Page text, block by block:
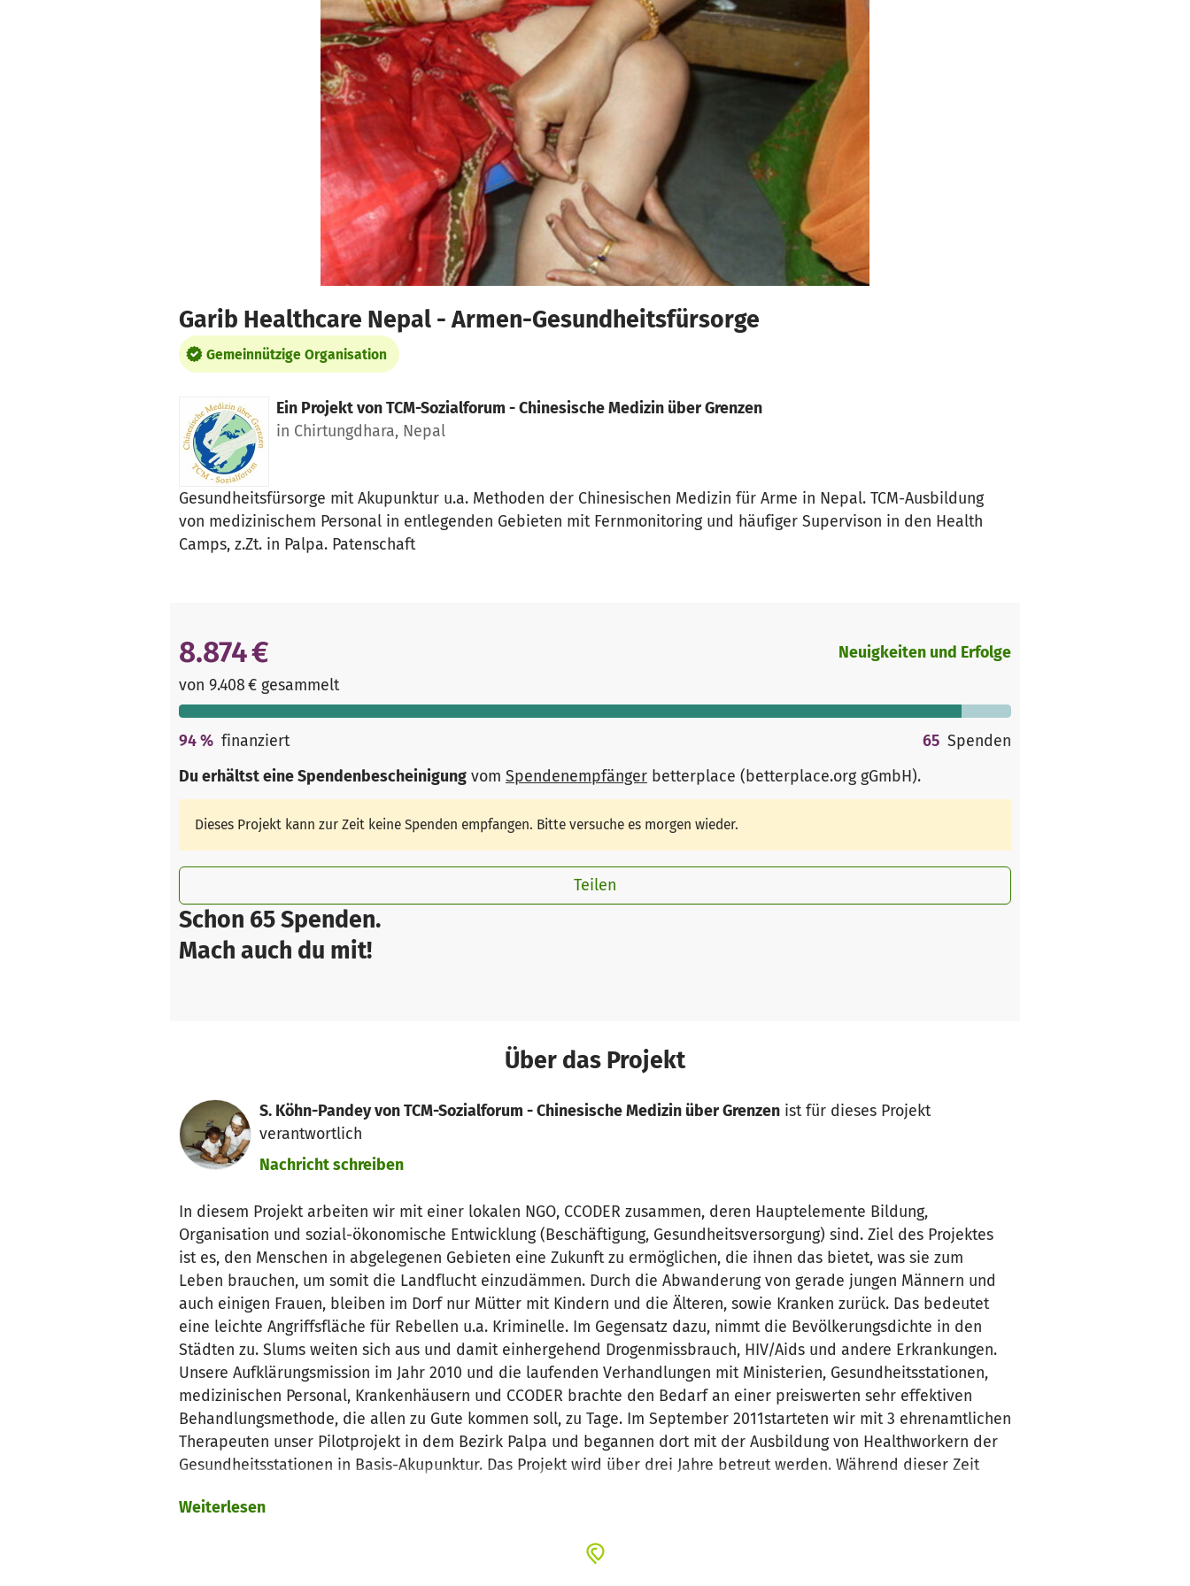
Garib Healthcare Nepal - Armen-Gesundheitsfürsorge
Gemeinnützige Organisation
Ein Projekt vonTCM-Sozialforum - Chinesische Medizin über Grenzen
in Chirtungdhara, Nepal
Gesundheitsfürsorge mit Akupunktur u.a. Methoden der Chinesischen Medizin für Arme in Nepal. TCM-Ausbildung
von medizinischem Personal in entlegenden Gebieten mit Fernmonitoring und häufiger Supervison in den Health
Camps, z.Zt. in Palpa. Patenschaft
Schon 65 Spenden.
Mach auch du mit!
8.874 €
von 9.408 € gesammelt
Neuigkeiten und Erfolge
94% finanziert 65 Spenden
Du erhältst eine Spendenbescheinigung vom Spendenempfänger betterplace (betterplace.org gGmbH).
Dieses Projekt kann zur Zeit keine Spenden empfangen. Bitte versuche es morgen wieder.
Teilen
Über das Projekt
S. Köhn-Pandey von TCM-Sozialforum - Chinesische Medizin über Grenzenist für dieses Projekt
verantwortlich
Nachricht schreiben
In diesem Projekt arbeiten wir mit einer lokalen NGO, CCODER zusammen, deren Hauptelemente Bildung,
Organisation und sozial-ökonomische Entwicklung (Beschäftigung, Gesundheitsversorgung) sind. Ziel des Projektes
ist es, den Menschen in abgelegenen Gebieten eine Zukunft zu ermöglichen, die ihnen das bietet, was sie zum
Leben brauchen, um somit die Landflucht einzudämmen. Durch die Abwanderung von gerade jungen Männern und
auch einigen Frauen, bleiben im Dorf nur Mütter mit Kindern und die Älteren, sowie Kranken zurück. Das bedeutet
eine leichte Angriffsfläche für Rebellen u.a. Kriminelle. Im Gegensatz dazu, nimmt die Bevölkerungsdichte in den
Städten zu. Slums weiten sich aus und damit einhergehend Drogenmissbrauch, HIV/Aids und andere Erkrankungen.
Unsere Aufklärungsmission im Jahr 2010 und die laufenden Verhandlungen mit Ministerien, Gesundheitsstationen,
medizinischen Personal, Krankenhäusern und CCODER brachte den Bedarf an einer preiswerten sehr effektiven
Behandlungsmethode, die allen zu Gute kommen soll, zu Tage. Im September 2011starteten wir mit 3 ehrenamtlichen
Therapeuten unser Pilotprojekt in dem Bezirk Palpa und begannen dort mit der Ausbildung von Healthworkern der
Gesundheitsstationen in Basis-Akupunktur. Das Projekt wird über drei Jahre betreut werden. Während dieser Zeit
Abwesenheit ein Fern-Monitoring gewährleisten.
Kraut zur Verbrennung an Akupunkturpunkten) und Nadeln unterstützen.
Weiterlesen